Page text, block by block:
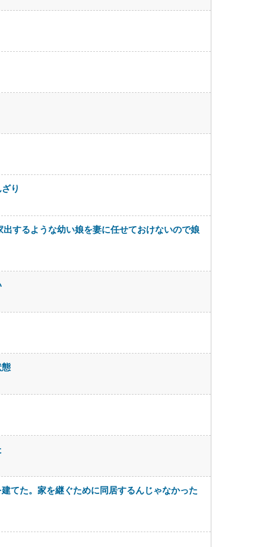
り
するような幼い娘を妻に任せておけないので娘
てた。家を継ぐために同居するんじゃなかった